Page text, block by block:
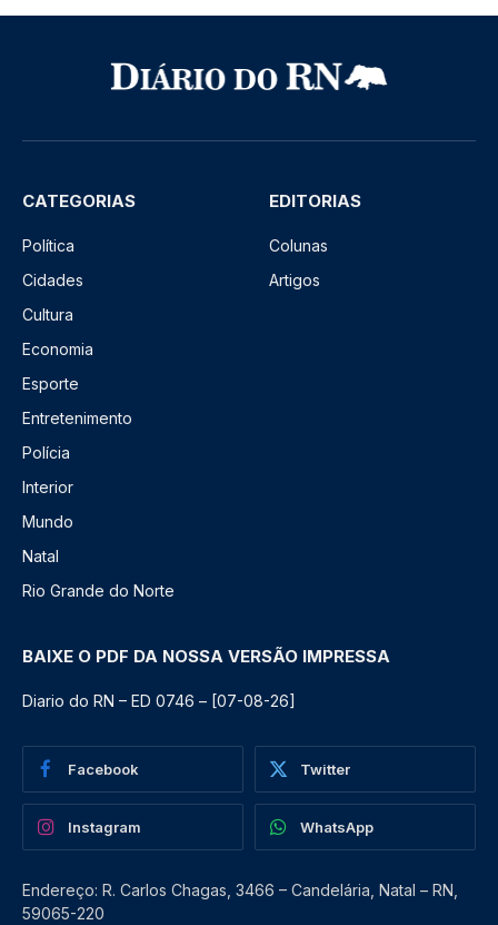
CATEGORIAS
Política
Cidades
Cultura
Economia
Esporte
Entretenimento
Polícia
Interior
Mundo
Natal
Rio Grande do Norte
EDITORIAS
Colunas
Artigos
BAIXE O PDF DA NOSSA VERSÃO IMPRESSA
Diario do RN – ED 0746 – [07-08-26]
Facebook Twitter
Instagram WhatsApp
Endereço: R. Carlos Chagas, 3466 – Candelária, Natal – RN,
59065-220